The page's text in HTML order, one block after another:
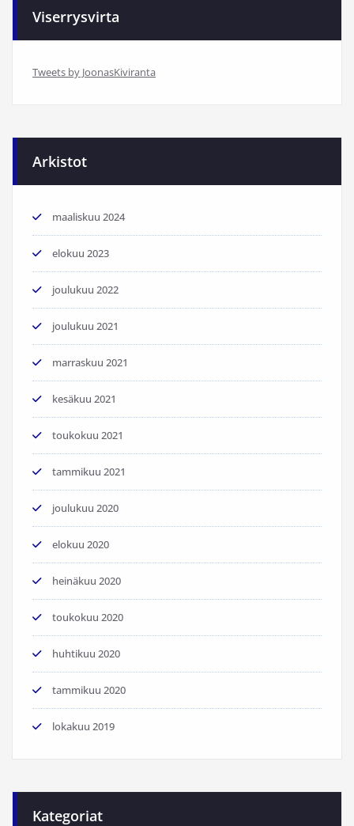
Viserrysvirta
Tweets by JoonasKiviranta
Arkistot
maaliskuu 2024
elokuu 2023
joulukuu 2022
joulukuu 2021
marraskuu 2021
kesäkuu 2021
toukokuu 2021
tammikuu 2021
joulukuu 2020
elokuu 2020
heinäkuu 2020
toukokuu 2020
huhtikuu 2020
tammikuu 2020
lokakuu 2019
Kategoriat